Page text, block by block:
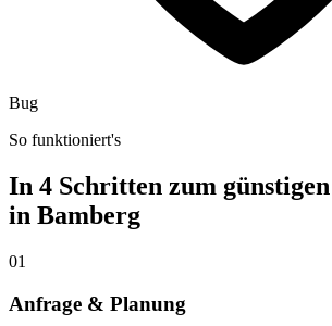
Bug
So funktioniert's
In 4 Schritten zum
in Bamberg
01
Anfrage & Planung